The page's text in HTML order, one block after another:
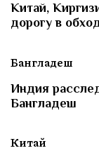
Китай,
дорогу в
Бангладеш
Индия
Бангладеш
Китай